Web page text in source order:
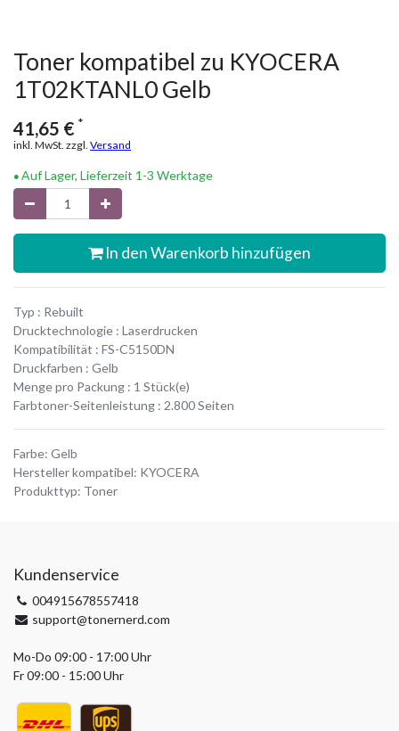
Toner kompatibel zu KYOCERA
1T02KTANL0 Gelb
41,65 € *
inkl. MwSt. zzgl. Versand
Auf Lager, Lieferzeit 1-3 Werktage
In den Warenkorb hinzufügen
Typ : Rebuilt
Drucktechnologie : Laserdrucken
Kompatibilität : FS-C5150DN
Druckfarben : Gelb
Menge pro Packung : 1 Stück(e)
Farbtoner-Seitenleistung : 2.800 Seiten
Farbe: Gelb
Hersteller kompatibel: KYOCERA
Produkttyp: Toner
Kundenservice
004915678557418
support@tonernerd.com
Mo-Do 09:00 - 17:00 Uhr
Fr 09:00 - 15:00 Uhr